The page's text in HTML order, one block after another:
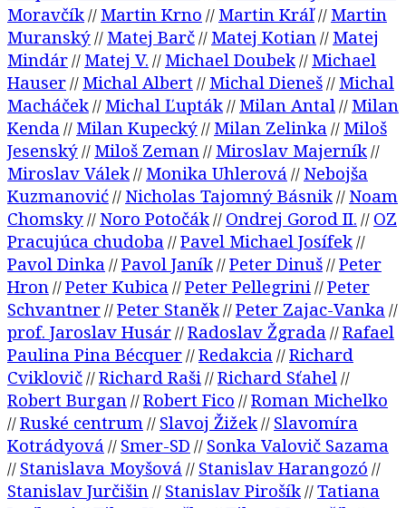
Moravčík// Martin Krno // Martin Kráľ// Martin
Muranský// Matej Barč// Matej Kotian// Matej
Mindár// Matej V. // Michael Doubek// Michael
Hauser// Michal Albert// Michal Dieneš// Michal
Macháček// Michal Ľupták// Milan Antal// Milan
Kenda // Milan Kupecký// Milan Zelinka // Miloš
Jesenský// Miloš Zeman// Miroslav Majerník//
Miroslav Válek// Monika Uhlerová // Nebojša
Kuzmanović// Nicholas Tajomný Básnik// Noam
Chomsky// Noro Potočák// Ondrej Gorod II. // OZ
Pracujúca chudoba //Pavel Michael Josífek//
Pavol Dinka //Pavol Janík//Peter Dinuš//Peter
Hron//Peter Kubica //Peter Pellegrini//Peter
Schvantner//Peter Staněk//Peter Zajac-Vanka //
prof. Jaroslav Husár//Radoslav Žgrada //Rafael
Paulina Pina Bécquer//Redakcia //Richard
Cviklovič//Richard Raši//Richard Sťahel//
Robert Burgan//Robert Fico //Roman Michelko
//Ruské centrum// Slavoj Žižek// Slavomíra
Kotrádyová // Smer-SD // Sonka Valovič Sazama
// Stanislava Moyšová // Stanislav Harangozó //
Stanislav Jurčišin// Stanislav Pirošík//Tatiana